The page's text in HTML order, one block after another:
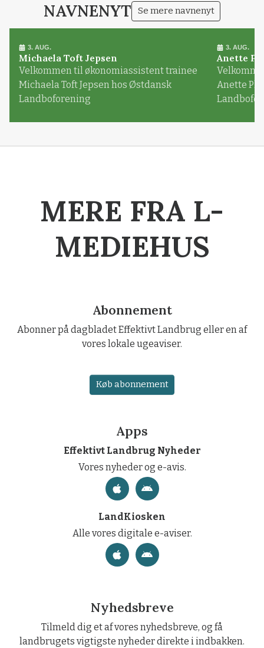
NAVNENYT Se mere navnenyt
3. AUG.
Michaela Toft Jepsen
Velkommen til økonomiassistent trainee
Michaela Toft Jepsen hos Østdansk
Landboforening
3. AUG.
Anette
Anette
MERE FRA L-
MEDIEHUS
Abonnement
Abonner på dagbladet Effektivt Landbrug eller en af
vores lokale ugeaviser.
Køb abonnement
Apps
Effektivt Landbrug Nyheder
Vores nyheder og e-avis.
LandKiosken
Alle vores digitale e-aviser.
Nyhedsbreve
Tilmeld dig et af vores nyhedsbreve, og få
landbrugets vigtigste nyheder direkte i indbakken.